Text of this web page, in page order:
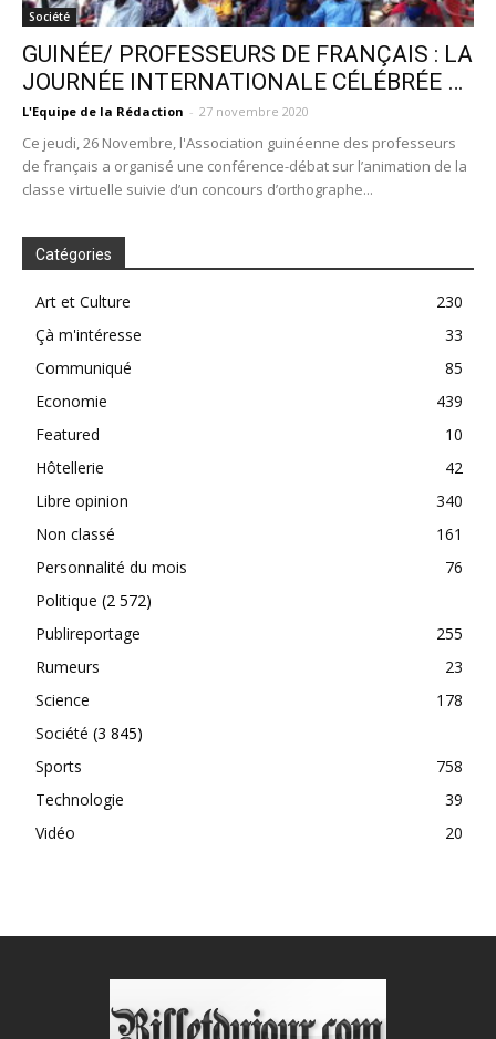
Société
GUINÉE/ PROFESSEURS DE FRANÇAIS : LA
JOURNÉE INTERNATIONALE CÉLÉBRÉE …
L'Equipe de la Rédaction - 27 novembre 2020
Ce jeudi, 26 Novembre, l'Association guinéenne des professeurs
de français a organisé une conférence-débat sur l’animation de la
classe virtuelle suivie d’un concours d’orthographe...
Catégories
Art et Culture
230
Çà m'intéresse
33
Communiqué
85
Economie
439
Featured
10
Hôtellerie
42
Libre opinion
340
Non classé
161
Personnalité du mois
76
Politique (2 572)
Publireportage
255
Rumeurs
23
Science
178
Société (3 845)
Sports
758
Technologie
39
Vidéo
20